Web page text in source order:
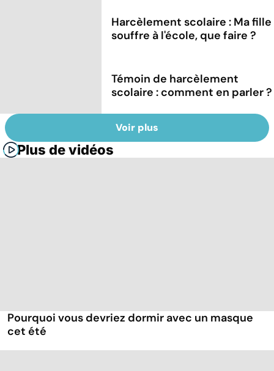
Harcèlement scolaire : Ma fille
souffre à l'école, que faire ?
Témoin de harcèlement
scolaire : comment en parler ?
Voir plus
Plus de vidéos
Pourquoi vous devriez dormir avec un masque
cet été